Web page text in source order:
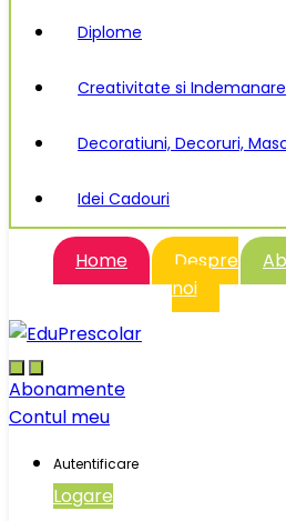
Diplome
Creativitate si Indemanare
Decoratiuni, Decoruri,
Idei Cadouri
Home
Despre
noi
Abonamente
Contul meu
Autentificare
Logare